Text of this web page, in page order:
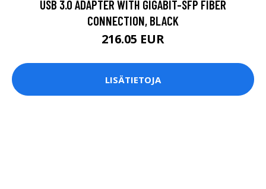
USB 3.0 ADAPTER WITH GIGABIT-SFP FIBER
CONNECTION, BLACK
216.05 EUR
LISÄTIETOJA